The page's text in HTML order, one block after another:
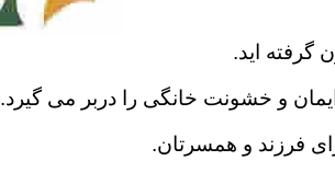
گرفته اید.
و خشونت خانگی را دربر می گیرد.
فرزند و همسرتان.